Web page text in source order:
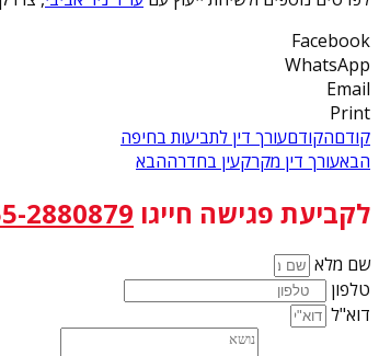
Facebook
WhatsApp
Email
Print
קודםהקודםעורך דין לתביעות בחיפה
הבאעורך דין מקרקעין בחדרההבא
לקביעת פגישה חייגו 2880879
שם מלא
טלפון
דוא"ל